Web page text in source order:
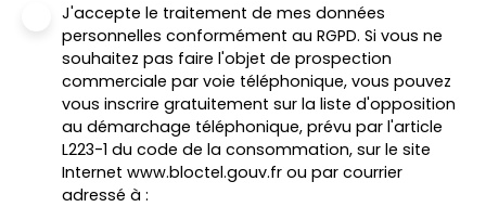
J'accepte le traitement de mes données
personnelles conformément au RGPD. Si vous ne
souhaitez pas faire l'objet de prospection
commerciale par voie téléphonique, vous pouvez
vous inscrire gratuitement sur la liste d'opposition
au démarchage téléphonique, prévu par l'article
L223-1 du code de la consommation, sur le site
Internet www.bloctel.gouv.fr ou par courrier
adressé à :